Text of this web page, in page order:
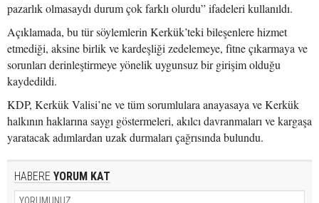
pazarlık olmasaydı durum çok farklı olurdu” ifadeleri kullanıldı.
Açıklamada, bu tür söylemlerin Kerkük’teki bileşenlere hizmet
etmediği, aksine birlik ve kardeşliği zedelemeye, fitne çıkarmaya ve
sorunları derinleştirmeye yönelik uygunsuz bir girişim olduğu
kaydedildi.
KDP, Kerkük Valisi’ne ve tüm sorumlulara anayasaya ve Kerkük
halkının haklarına saygı göstermeleri, akılcı davranmaları ve kargaşa
yaratacak adımlardan uzak durmaları çağrısında bulundu.
HABERE YORUM KAT